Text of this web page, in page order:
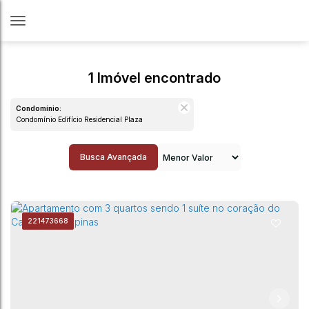
1 Imóvel encontrado
Condomínio:
Condomínio Edifício Residencial Plaza
Busca Avançada
221473668